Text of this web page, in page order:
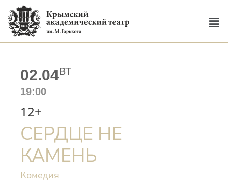
02.04ВТ
19:00
12+
СЕРДЦЕ НЕ
КАМЕНЬ
Комедия